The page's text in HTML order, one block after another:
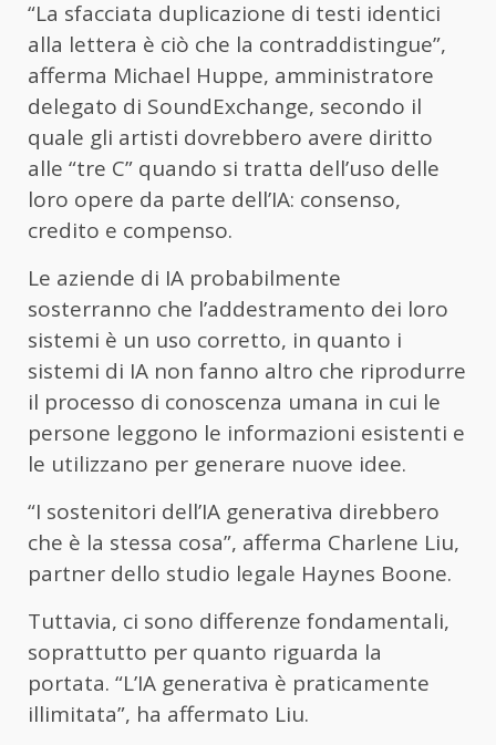
“La sfacciata duplicazione di testi identici
alla lettera è ciò che la contraddistingue”,
afferma Michael Huppe, amministratore
delegato di SoundExchange, secondo il
quale gli artisti dovrebbero avere diritto
alle “tre C” quando si tratta dell’uso delle
loro opere da parte dell’IA: consenso,
credito e compenso.
Le aziende di IA probabilmente
sosterranno che l’addestramento dei loro
sistemi è un uso corretto, in quanto i
sistemi di IA non fanno altro che riprodurre
il processo di conoscenza umana in cui le
persone leggono le informazioni esistenti e
le utilizzano per generare nuove idee.
“I sostenitori dell’IA generativa direbbero
che è la stessa cosa”, afferma Charlene Liu,
partner dello studio legale Haynes Boone.
Tuttavia, ci sono differenze fondamentali,
soprattutto per quanto riguarda la
portata. “L’IA generativa è praticamente
illimitata”, ha affermato Liu.